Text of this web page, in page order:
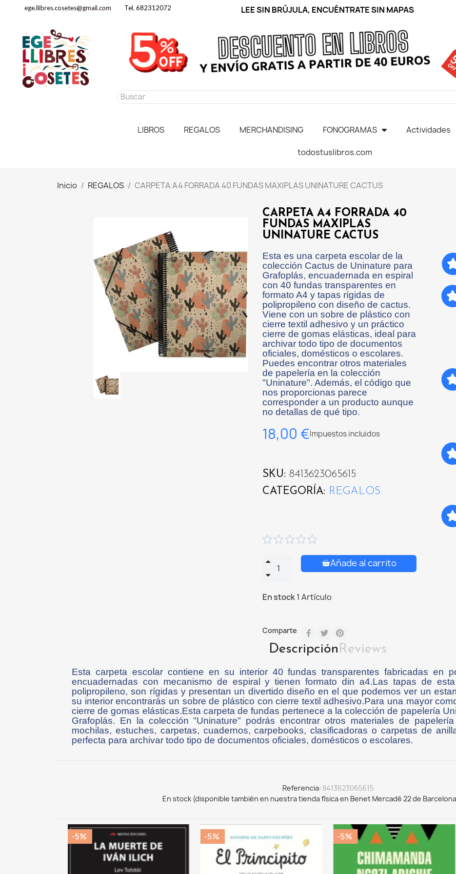
ege.llibres.cosetes@gmail.com Tel. 682312072 LEE SIN BRÚJULA, ENCUÉNTRATE SIN MAPAS
LIBROS REGALOS MERCHANDISING FONOGRAMAS Actividades
todostuslibros.com
Inicio REGALOS CARPETA A4 FORRADA 40 FUNDAS MAXIPLAS UNINATURE CACTUS
CARPETA A4 FORRADA 40
FUNDAS MAXIPLAS
UNINATURE CACTUS
Esta es una carpeta escolar de la
colección Cactus de Uninature para
Grafoplás, encuadernada en espiral
con 40 fundas transparentes en
formato A4 y tapas rígidas de
polipropileno con diseño de cactus.
Viene con un sobre de plástico con
cierre textil adhesivo y un práctico
cierre de gomas elásticas, ideal para
archivar todo tipo de documentos
oficiales, domésticos o escolares.
Puedes encontrar otros materiales
de papelería en la colección
"Uninature". Además, el código que
nos proporcionas parece
corresponder a un producto aunque
no detallas de qué tipo.
18,00 €Impuestos incluidos
SKU
8413623065615
CATEGORÍA
REGALOS

Añade al carrito
En stock1 Artículo
Comparte
DescripciónReviews
Esta carpeta escolar contiene en su interior 40 fundas transparentes fabricadas en
encuadernadas con mecanismo de espiral y tienen formato din a4.Las tapas de
polipropileno, son rígidas y presentan un divertido diseño en el que podemos ver un
su interior encontrarás un sobre de plástico con cierre textil adhesivo.Para una mayor
cierre de gomas elásticas.Esta carpeta de fundas pertenece a la colección de papelería
Grafoplás. En la colección "Uninature" podrás encontrar otros materiales de
mochilas, estuches, carpetas, cuadernos, carpebooks, clasificadoras o carpetas de
perfecta para archivar todo tipo de documentos oficiales, domésticos o escolares.
Referencia 8413623065615
En stock (disponible también en nuestra tienda física en Benet Mercadé 22 de
-5% -5% -5%